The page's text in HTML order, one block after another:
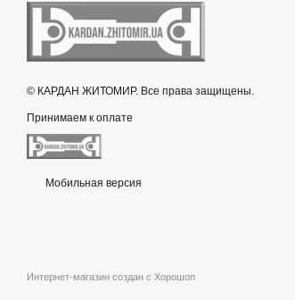
© КАРДАН ЖИТОМИР. Все права защищены.
Принимаем к оплате
Мобильная версия
Интернет-магазин создан с Хорошоп